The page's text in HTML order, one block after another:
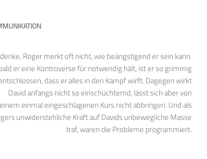
Roger merkt oft nicht, wie beängstigend er sein kann.
er eine Kontroverse für notwendig hält, ist er so grimmig
dass er alles in den Kampf wirft. Dagegen wirkt
David anfangs nicht so einschüchternd, lässt sich aber von
einem einmal eingeschlagenen Kurs nicht abbringen. Und als
unwiderstehliche Kraft auf Davids unbewegliche Masse
traf, waren die Probleme programmiert.